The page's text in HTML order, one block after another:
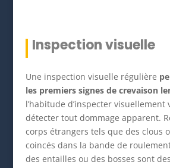
Inspection visuelle
Une inspection visuelle régulière
les premiers signes de crevaison
l’habitude d’inspecter visuellement
détecter tout dommage apparent.
corps étrangers tels que des clous
coincés dans la bande de
des entailles ou des bosses sont